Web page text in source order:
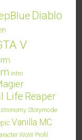
Diablo
V
intro
Life Reaper
Storymode
Vanilla MC
WoW Profil